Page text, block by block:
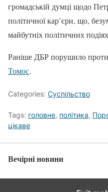
громадській думці щодо
політичної кар’єри, що,
майбутніх політичних
Раніше ДБР порушило
Томос.
Categories: Суспільство
Tags: головне, політика,
цікаве
Вечірні новини